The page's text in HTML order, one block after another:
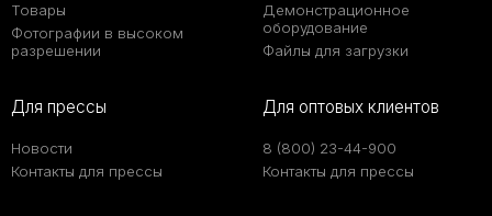
Товары
Фотографии в высоком
разрешении
Демонстрационное
оборудование
Файлы для загрузки
Для прессы
Новости
Контакты для прессы
Для оптовых клиентов
8 (800) 23-44-900
Контакты для прессы